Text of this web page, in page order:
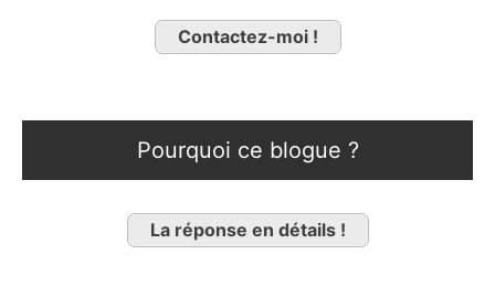
Contactez-moi !
Pourquoi ce blogue ?
La réponse en détails !